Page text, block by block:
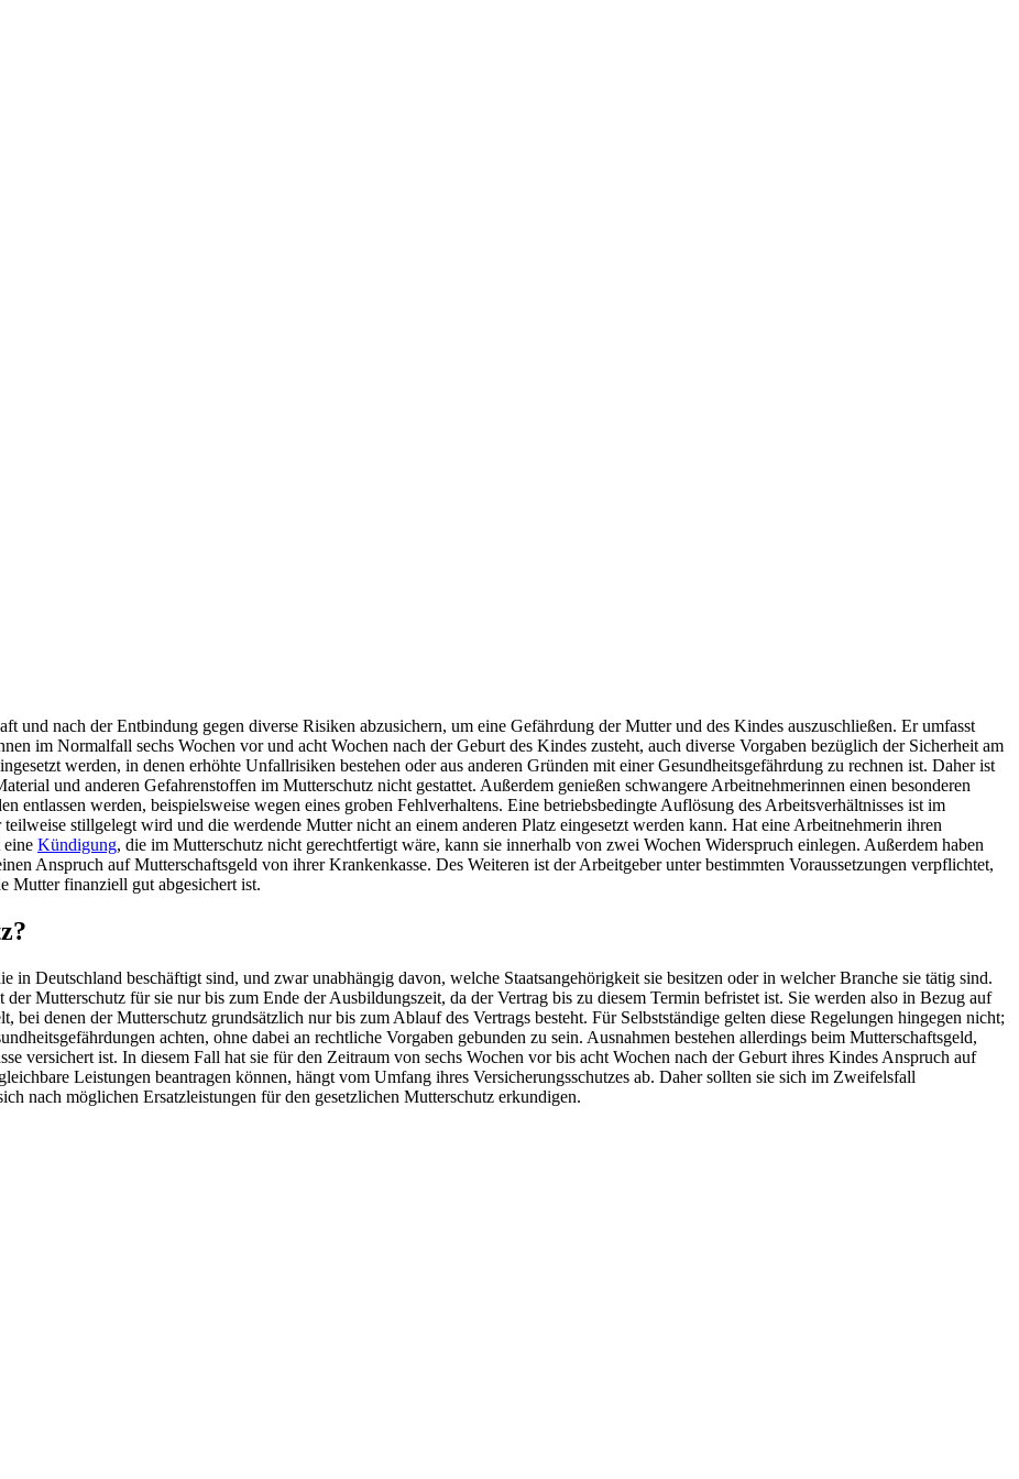
und nach der Entbindung gegen diverse Risiken abzusichern, um eine Gefährdung der Mutter und des Kindes auszuschließen. Er umfasst
im Normalfall sechs Wochen vor und acht Wochen nach der Geburt des Kindes zusteht, auch diverse Vorgaben bezüglich der Sicherheit am
werden, in denen erhöhte Unfallrisiken bestehen oder aus anderen Gründen mit einer Gesundheitsgefährdung zu rechnen ist. Daher ist
und anderen Gefahrenstoffen im Mutterschutz nicht gestattet. Außerdem genießen schwangere Arbeitnehmerinnen einen besonderen
entlassen werden, beispielsweise wegen eines groben Fehlverhaltens. Eine betriebsbedingte Auflösung des Arbeitsverhältnisses ist im
stillgelegt wird und die werdende Mutter nicht an einem anderen Platz eingesetzt werden kann. Hat eine Arbeitnehmerin ihren
Kündigung, die im Mutterschutz nicht gerechtfertigt wäre, kann sie innerhalb von zwei Wochen Widerspruch einlegen. Außerdem haben
Anspruch auf Mutterschaftsgeld von ihrer Krankenkasse. Des Weiteren ist der Arbeitgeber unter bestimmten Voraussetzungen verpflichtet,
Mutter finanziell gut abgesichert ist.
Deutschland beschäftigt sind, und zwar unabhängig davon, welche Staatsangehörigkeit sie besitzen oder in welcher Branche sie tätig sind.
Mutterschutz für sie nur bis zum Ende der Ausbildungszeit, da der Vertrag bis zu diesem Termin befristet ist. Sie werden also in Bezug auf
bei denen der Mutterschutz grundsätzlich nur bis zum Ablauf des Vertrags besteht. Für Selbstständige gelten diese Regelungen hingegen nicht;
achten, ohne dabei an rechtliche Vorgaben gebunden zu sein. Ausnahmen bestehen allerdings beim Mutterschaftsgeld,
versichert ist. In diesem Fall hat sie für den Zeitraum von sechs Wochen vor bis acht Wochen nach der Geburt ihres Kindes Anspruch auf
Leistungen beantragen können, hängt vom Umfang ihres Versicherungsschutzes ab. Daher sollten sie sich im Zweifelsfall
nach möglichen Ersatzleistungen für den gesetzlichen Mutterschutz erkundigen.